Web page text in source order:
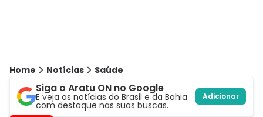
Home Notícias Saúde
Siga o Aratu ON no Google
E veja as notícias do Brasil e da Bahia
com destaque nas suas buscas.
Adicionar